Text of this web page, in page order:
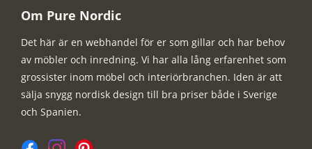
Om Pure Nordic
Det här är en webhandel för er som gillar och har behov
av möbler och inredning. Vi har alla lång erfarenhet som
grossister inom möbel och interiörbranchen. Iden är att
sälja snygg nordisk design till bra priser både i Sverige
och Spanien.